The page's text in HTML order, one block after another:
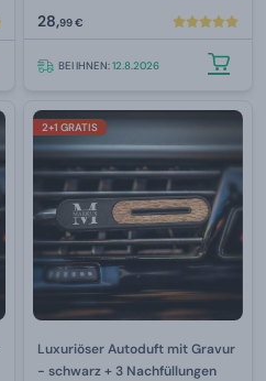
28,99 €
BEI IHNEN:12.8.2026
2+1 GRATIS
Luxuriöser Autoduft mit Gravur
- schwarz + 3 Nachfüllungen